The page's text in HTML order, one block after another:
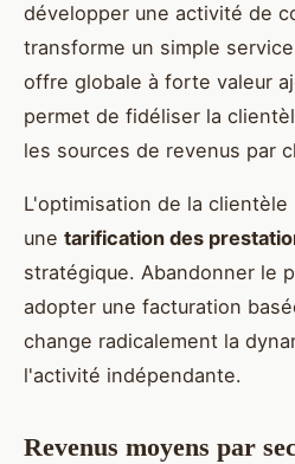
développer une activité de
transforme un simple
offre globale à forte valeur
permet de fidéliser la
les sources de revenus par
L'optimisation de la
une tarification des
stratégique. Abandonner le
adopter une facturation
change radicalement la
l'activité indépendante.
Revenus moyens par